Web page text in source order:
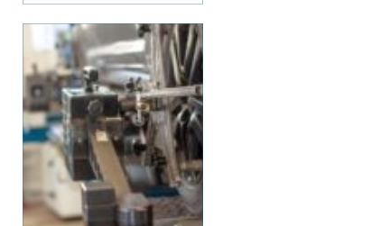
långsiktiga prestanda
och värde. För Dacia-ä...